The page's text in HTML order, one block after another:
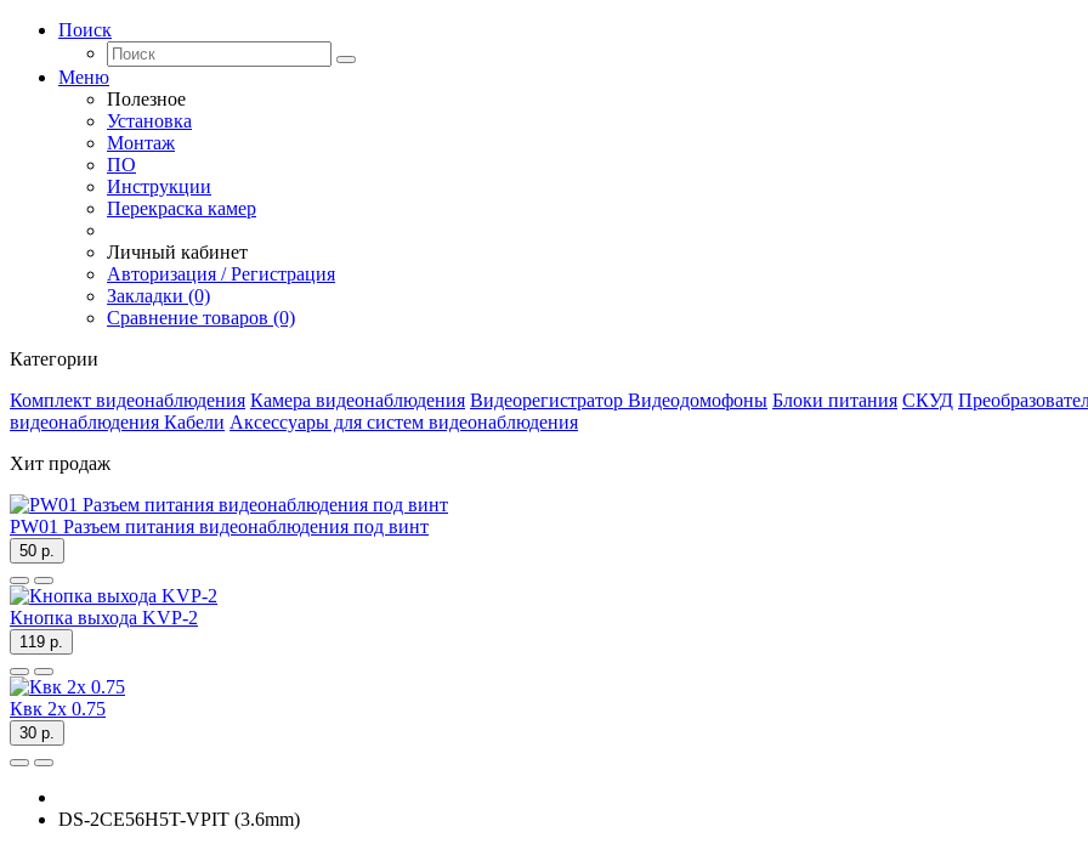
Поиск
Меню
Полезное
Установка
Монтаж
ПО
Инструкции
Перекраска камер
Личный кабинет
Авторизация / Регистрация
Закладки (0)
Сравнение товаров (0)
Категории
Комплект видеонаблюдения Камера видеонаблюдения Видеорегистратор Видеодомофоны Блоки питания СКУД
видеонаблюдения Кабели Аксессуары для систем видеонаблюдения
Хит продаж
PW01 Разъем питания видеонаблюдения под винт
50 р.
Кнопка выхода KVP-2
119 р.
Квк 2х 0.75
30 р.
DS-2CE56H5T-VPIT (3.6mm)